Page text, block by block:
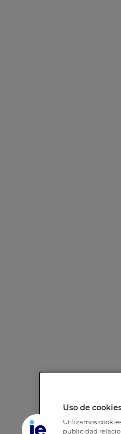
Uso de
Utilizamos
publicidad